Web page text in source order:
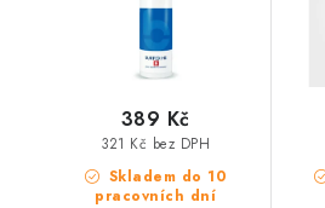
Skladem do 10
pracovních dní
321 Kč bez DPH
389 Kč